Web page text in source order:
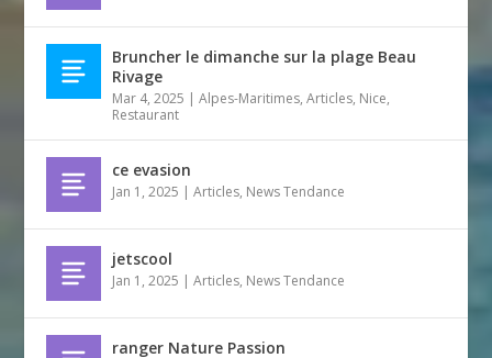
Bruncher le dimanche sur la plage Beau
Rivage
Mar 4, 2025 |Alpes-Maritimes,Articles, Nice,
Restaurant
ce evasion
Jan 1, 2025 |Articles, News Tendance
jetscool
Jan 1, 2025 |Articles, News Tendance
ranger Nature Passion